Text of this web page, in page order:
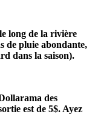
long de la rivière
de pluie abondante,
dans la saison).
des
est de 5$. Ayez